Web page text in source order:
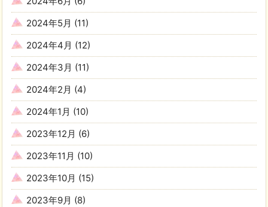
2024年5月 (11)
2024年4月 (12)
2024年3月 (11)
2024年2月 (4)
2024年1月 (10)
2023年12月 (6)
2023年11月 (10)
2023年10月 (15)
2023年9月 (8)